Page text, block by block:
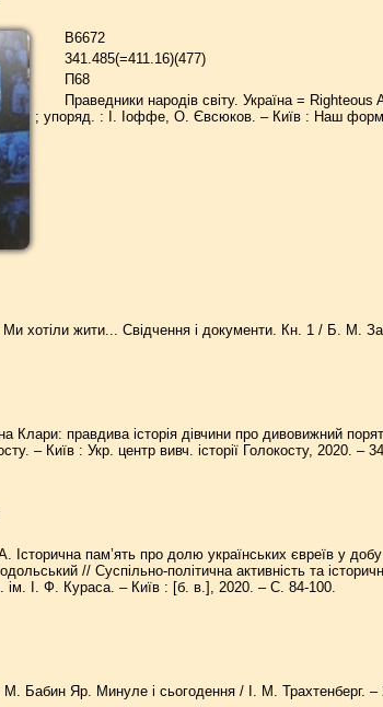
В6672
341.485(=411.16)(477)
П68
Праведники народів світу. Україна =
; упоряд. : І. Іоффе, О. Євсюков. – Київ : Наш
хотіли жити... Свідчення і документи. Кн. 1 / Б. М.
Клари: правдива історія дівчини про дивовижний
– Київ : Укр. центр вивч. історії Голокосту, 2020. –
Історична пам’ять про долю українських євреїв у добу
// Суспільно-політична активність та
ім. І. Ф. Кураса. – Київ : [б. в.], 2020. – С. 84-100.
М. Бабин Яр. Минуле і сьогодення / І. М. Трахтенберг.